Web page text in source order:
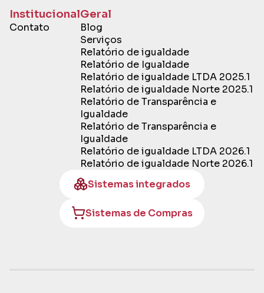
Institucional
Contato
Geral
Blog
Serviços
Relatório de igualdade
Relatório de Igualdade
Relatório de igualdade LTDA 2025.1
Relatório de igualdade Norte 2025.1
Relatório de Transparência e
Igualdade
Relatório de Transparência e
Igualdade
Relatório de igualdade LTDA 2026.1
Relatório de igualdade Norte 2026.1
Sistemas integrados
Sistemas de Compras